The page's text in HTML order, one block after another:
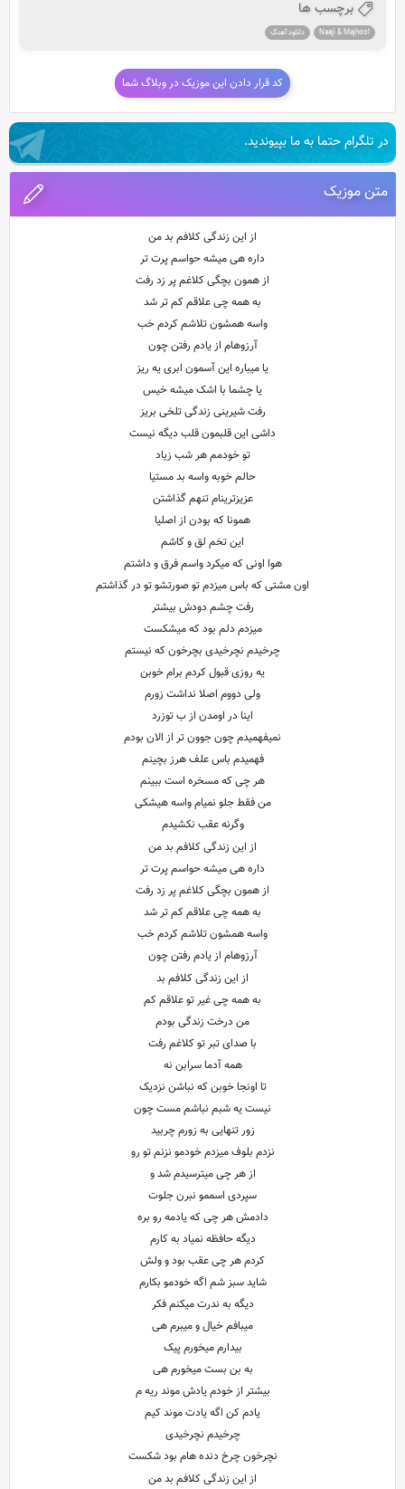
برچسب ها
Naaji & Majhool دانلود آهنگ
کد قرار دادن این موزیک در وبلاگ شما
در تلگرام حتما به ما بپیوندید.
متن موزیک
از این زندگی کلافم بد من
داره هی میشه حواسم پرت تر
از همون بچگی کلاغم پر زد رفت
به همه چی علاقم کم تر شد
واسه همشون تلاشم کردم خب
آرزوهام از یادم رفتن چون
یا میباره این آسمون ابری یه ریز
یا چشما با اشک میشه خیس
رفت شیرینی زندگی تلخی بریز
داشی این قلبمون قلب دیگه نیست
تو خودمم هر شب زیاد
حالم خوبه واسه بد مستیا
عزیزترینام تنهم گذاشتن
همونا که بودن از اصلیا
این تخم لق و کاشم
هوا اونی که میکرد واسم فرق و داشتم
اون مشتی که باس میزدم تو صورتشو تو در گذاشتم
رفت چشم دودش بیشتر
میزدم دلم بود که میشکست
چرخیدم نچرخیدی بچرخون که نیستم
یه روزی قبول کردم برام خوبن
ولی دووم اصلا نداشت زورم
اینا در اومدن از ب توزرد
نمیفهمیدم چون جوون تر از الان بودم
فهمیدم باس علف هرز بچینم
هر چی که مسخره است ببینم
من فقط جلو نمیام واسه هیشکی
وگرنه عقب نکشیدم
از این زندگی کلافم بد من
داره هی میشه حواسم پرت تر
از همون بچگی کلاغم پر زد رفت
به همه چی علاقم کم تر شد
واسه همشون تلاشم کردم خب
آرزوهام از یادم رفتن چون
از این زندگی کلافم بد
به همه چی غیر تو علاقم کم
من درخت زندگی بودم
با صدای تبر تو کلاغم رفت
همه آدما سرابن نه
تا اونجا خوبن که نباشن نزدیک
نیست یه شبم نباشم مست چون
زور تنهایی به زورم چربید
نزدم بلوف میزدم خودمو نزنم تو رو
از هر چی میترسیدم شد و
سپردی اسممو نبرن جلوت
دادمش هر چی که یادمه رو بره
دیگه حافظه نمیاد به کارم
کردم هر چی عقب بود و ولش
شاید سبز شم اگه خودمو بکارم
دیگه به ندرت میکنم فکر
میبافم خیال و میبرم هی
بیدارم میخورم پیک
به بن بست میخورم هی
بیشتر از خودم یادش موند ریه م
یادم کن اگه یادت موند کیم
چرخیدم نچرخیدی
نچرخون چرخ دنده هام بود شکست
از این زندگی کلافم بد من